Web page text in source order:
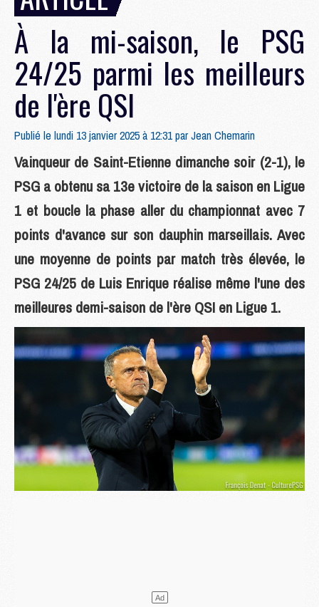
À la mi-saison, le PSG
24/25 parmi les meilleurs
de l'ère QSI
Publié le lundi 13 janvier 2025 à 12:31 parJean Chemarin
Vainqueur de Saint-Etienne dimanche soir (2-1), le
PSG a obtenu sa 13e victoire de la saison en Ligue
1 et boucle la phase aller du championnat avec 7
points d'avance sur son dauphin marseillais. Avec
une moyenne de points par match très élevée, le
PSG 24/25 de Luis Enrique réalise même l'une des
meilleures demi-saison de l'ère QSI en Ligue 1.